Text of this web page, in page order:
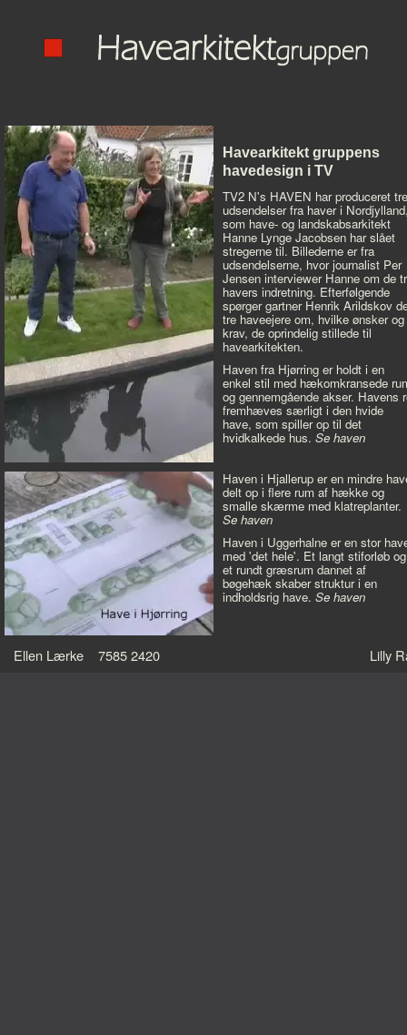
Havearkitekt gruppens
havedesign i TV
TV2 N's HAVEN har produceret tre
udsendelser fra haver i
som have- og landskabsarkitekt
Hanne Lynge Jacobsen har slået
stregerne til. Billederne er fra
udsendelserne, hvor journalist Per
Jensen interviewer Hanne om de
havers indretning. Efterfølgende
spørger gartner Henrik Arildskov
tre haveejere om, hvilke ønsker og
krav, de oprindelig stillede til
havearkitekten.
Haven fra Hjørring er holdt i en
enkel stil med hækomkransede
og gennemgående akser. Havens
fremhæves særligt i den hvide
have, som spiller op til det
hvidkalkede hus. Se haven
Haven i Hjallerup er en mindre
delt op i flere rum af hække og
smalle skærme med klatreplanter.
Se haven
Haven i Uggerhalne er en stor
med 'det hele'. Et langt stiforløb og
et rundt græsrum dannet af
bøgehæk skaber struktur i en
indholdsrig have. Se haven
Ellen Lærke 7585 2420 Lilly